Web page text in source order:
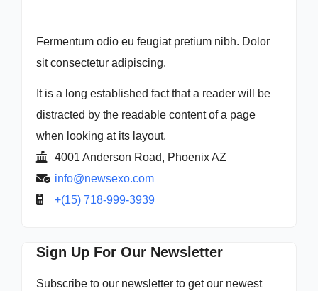
Fermentum odio eu feugiat pretium nibh. Dolor
sit consectetur adipiscing.
It is a long established fact that a reader will be
distracted by the readable content of a page
when looking at its layout.
4001 Anderson Road, Phoenix AZ
info@newsexo.com
+(15) 718-999-3939
Sign Up For Our Newsletter
Subscribe to our newsletter to get our newest